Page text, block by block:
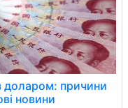
доларом: причини
новини